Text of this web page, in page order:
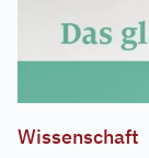
Wissenschaft